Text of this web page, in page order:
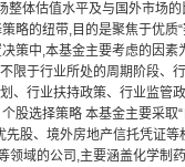
体估值水平及与国外市场
略的纽带,目的是聚焦于优质
策中,本基金主要考虑的因素
限于行业所处的周期阶段、
、行业扶持政策、行业监管
股选择策略 本基金主要采取
股、境外房地产信托凭证等
域的公司,主要涵盖化学制药